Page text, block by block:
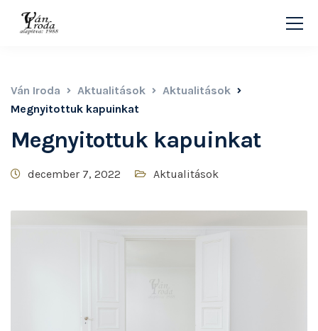
Ván Iroda Aktualitások
Aktualitások
Megnyitottuk kapuinkat
Megnyitottuk kapuinkat
december 7, 2022 Aktualitások